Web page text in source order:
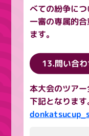
べての紛争に
一審の専属的
ます。
13.問い合わ
本大会のツア
下記となります